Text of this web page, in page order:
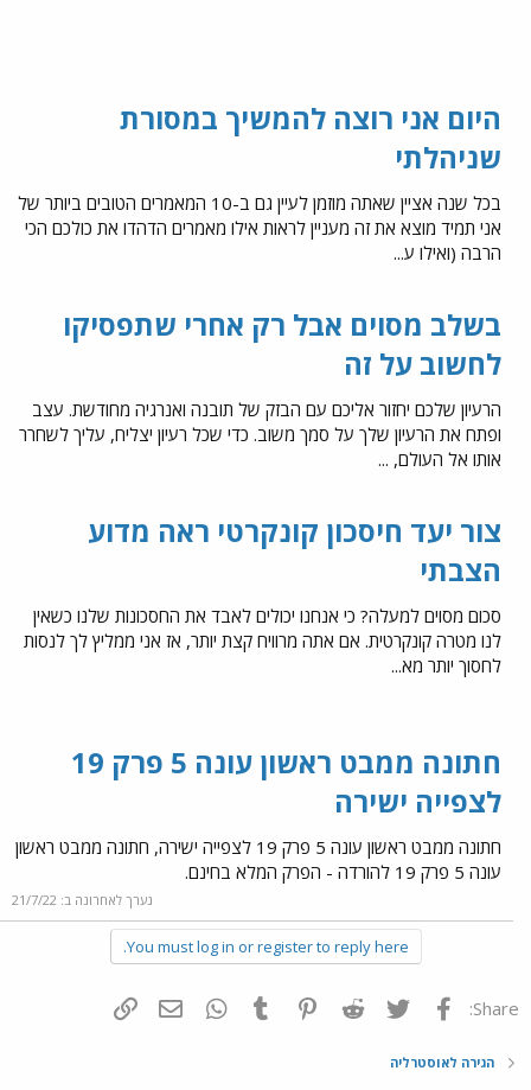
היום אני רוצה להמשיך במסורת
שניהלתי
בכל שנה אציין שאתה מוזמן לעיין גם ב-10 המאמרים הטובים ביותר של
אני תמיד מוצא את זה מעניין לראות אילו מאמרים הדהדו את כולכם הכי
הרבה (ואילו ע...
בשלב מסוים אבל רק אחרי שתפסיקו
לחשוב על זה
הרעיון שלכם יחזור אליכם עם הבזק של תובנה ואנרגיה מחודשת. עצב
ופתח את הרעיון שלך על סמך משוב. כדי שכל רעיון יצליח, עליך לשחרר
אותו אל העולם, ...
צור יעד חיסכון קונקרטי ראה מדוע
הצבתי
סכום מסוים למעלה? כי אנחנו יכולים לאבד את החסכונות שלנו כשאין
לנו מטרה קונקרטית. אם אתה מרוויח קצת יותר, אז אני ממליץ לך לנסות
לחסוך יותר מא...
חתונה ממבט ראשון עונה 5 פרק 19
לצפייה ישירה
חתונה ממבט ראשון עונה 5 פרק 19 לצפייה ישירה, חתונה ממבט ראשון
עונה 5 פרק 19 להורדה - הפרק המלא בחינם.
נערך לאחרונה ב: 21/7/22
You must log in or register to reply here.
Share: פייסבוק Twitter
Reddit
Pinterest
Tumblr
WhatsAppדואר אלקטרוני
הגירה לאוסטרליה